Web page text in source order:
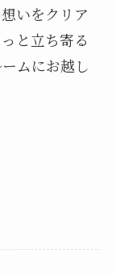
いをクリア
と立ち寄る
ムにお越し